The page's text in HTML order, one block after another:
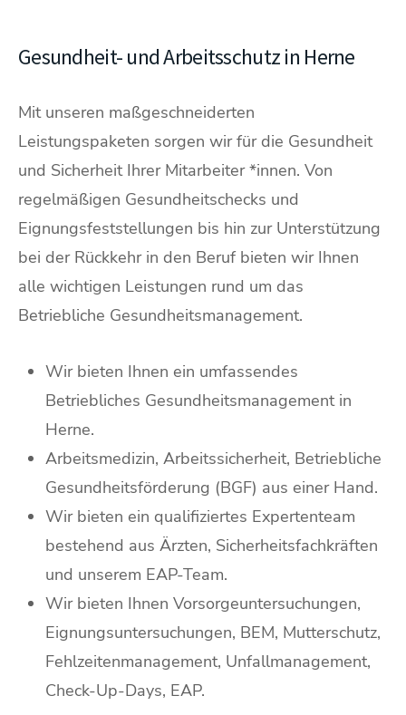
Gesundheit- und Arbeitsschutz in Herne
Mit unseren maßgeschneiderten
Leistungspaketen sorgen wir für die Gesundheit
und Sicherheit Ihrer Mitarbeiter *innen. Von
regelmäßigen Gesundheitschecks und
Eignungsfeststellungen bis hin zur Unterstützung
bei der Rückkehr in den Beruf bieten wir Ihnen
alle wichtigen Leistungen rund um das
Betriebliche Gesundheitsmanagement.
Wir bieten Ihnen ein umfassendes
Betriebliches Gesundheitsmanagement in
Herne.
Arbeitsmedizin, Arbeitssicherheit, Betriebliche
Gesundheitsförderung (BGF) aus einer Hand.
Wir bieten ein qualifiziertes Expertenteam
bestehend aus Ärzten, Sicherheitsfachkräften
und unserem EAP-Team.
Wir bieten Ihnen Vorsorgeuntersuchungen,
Eignungsuntersuchungen, BEM, Mutterschutz,
Fehlzeitenmanagement, Unfallmanagement,
Check-Up-Days, EAP.